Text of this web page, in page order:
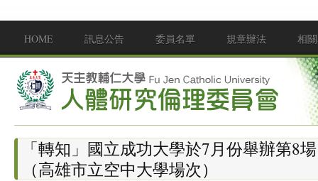
Main menu
HOME 訊息公告 委員名單 規章辦法 相
「轉知」國立成功大學於7月份舉辦第8
（高雄市立空中大學場次）